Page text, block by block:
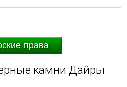
права
камни Дайры